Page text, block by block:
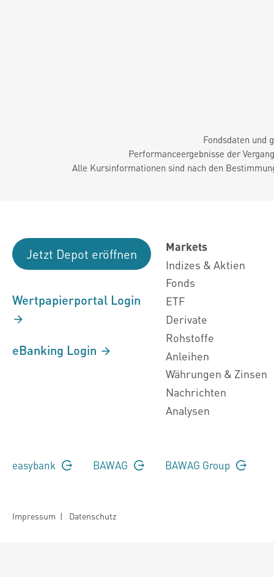
Fondsdaten und
Performanceergebnisse der
Alle Kursinformationen sind nach den
Jetzt Depot eröffnen
Wertpapierportal Login
eBanking Login
Markets
Indizes & Aktien
Fonds
ETF
Derivate
Rohstoffe
Anleihen
Währungen & Zinsen
Nachrichten
Analysen
easybank BAWAG BAWAG Group
Impressum | Datenschutz